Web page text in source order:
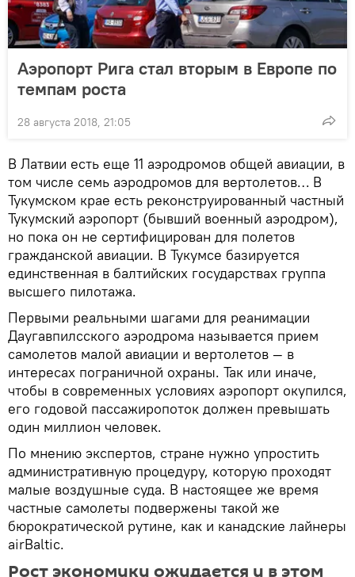
Аэропорт Рига стал вторым в Европе по
темпам роста
28 августа 2018, 21:05
В Латвии есть еще 11 аэродромов общей авиации, в
том числе семь аэродромов для вертолетов… В
Тукумском крае есть реконструированный частный
Тукумский аэропорт (бывший военный аэродром),
но пока он не сертифицирован для полетов
гражданской авиации. В Тукумсе базируется
единственная в балтийских государствах группа
высшего пилотажа.
Первыми реальными шагами для реанимации
Даугавпилсского аэродрома называется прием
самолетов малой авиации и вертолетов — в
интересах пограничной охраны. Так или иначе,
чтобы в современных условиях аэропорт окупился,
его годовой пассажиропоток должен превышать
один миллион человек.
По мнению экспертов, стране нужно упростить
административную процедуру, которую проходят
малые воздушные суда. В настоящее же время
частные самолеты подвержены такой же
бюрократической рутине, как и канадские лайнеры
airBaltic.
Рост экономики ожидается и в этом